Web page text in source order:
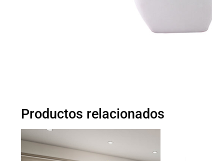
Productos relacionados